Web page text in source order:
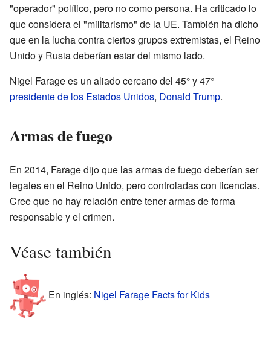
"operador" político, pero no como persona. Ha criticado lo
que considera el "militarismo" de la UE. También ha dicho
que en la lucha contra ciertos grupos extremistas, el Reino
Unido y Rusia deberían estar del mismo lado.
Nigel Farage es un aliado cercano del 45° y 47°
presidente de los Estados Unidos, Donald Trump.
Armas de fuego
En 2014, Farage dijo que las armas de fuego deberían ser
legales en el Reino Unido, pero controladas con licencias.
Cree que no hay relación entre tener armas de forma
responsable y el crimen.
Véase también
En inglés: Nigel Farage Facts for Kids